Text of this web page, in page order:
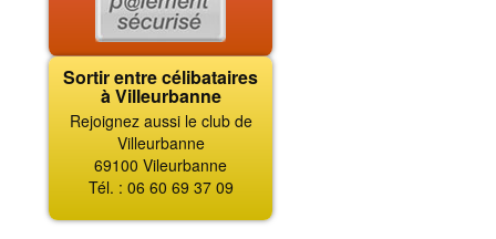
Sortir entre célibataires
à Villeurbanne
Rejoignez aussi le club de
Villeurbanne
69100 Vileurbanne
Tél. : 06 60 69 37 09